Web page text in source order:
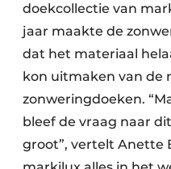
doekcollectie van
jaar maakte de
dat het materiaal
kon uitmaken van de
zonweringdoeken.
bleef de vraag naar
groot”, vertelt Anette